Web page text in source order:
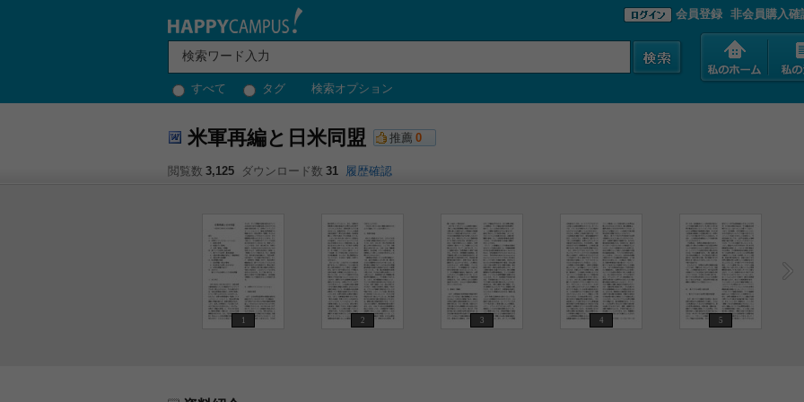
すべて タグ 検索オプション
会員登録 非会員購入確
米軍再編と日米同盟 推薦 0
閲覧数 3,125 ダウンロード数 31 履歴確認
1 2 3 4 5